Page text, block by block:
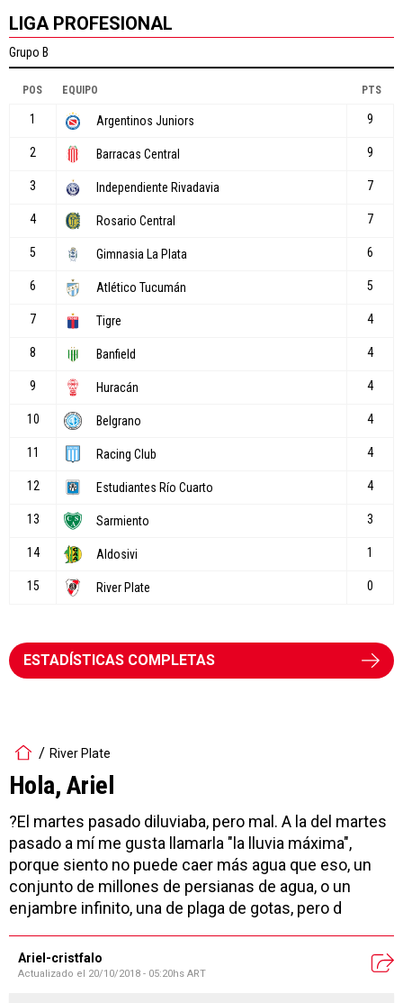
LIGA PROFESIONAL
ESTADÍSTICAS COMPLETAS
River Plate
Hola, Ariel
?El martes pasado diluviaba, pero mal. A la del martes
pasado a mí me gusta llamarla "la lluvia máxima",
porque siento no puede caer más agua que eso, un
conjunto de millones de persianas de agua, o un
enjambre infinito, una de plaga de gotas, pero d
Ariel-cristfalo
Actualizado el 20/10/2018 - 05:20hs ART